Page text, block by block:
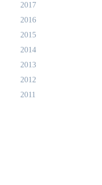
2017
2016
2015
2014
2013
2012
2011